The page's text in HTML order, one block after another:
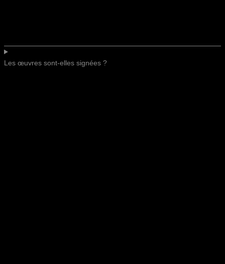
Les œuvres sont-elles signées ?